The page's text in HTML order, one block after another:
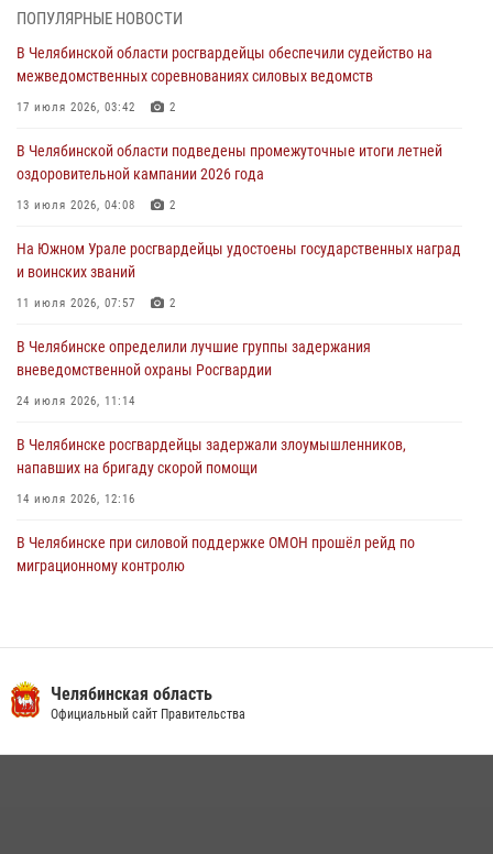
На Южном Урале спецназ Росгвардии провел военно-полевые
Росгвардейцы задержали трёх магазинных воров в Челябинске
На Южном Урале сотрудники Росгвардии задержали
подозреваемого в совершении убийства
В Челябинской области росгвардейцами по горячим следам
задержан подозреваемый в грабеже
ПОПУЛЯРНЫЕ НОВОСТИ
В Челябинской области росгвардейцы обеспечили судейство на
межведомственных соревнованиях силовых ведомств
17 июля 2026, 03:42 2
В Челябинской области подведены промежуточные итоги летней
оздоровительной кампании 2026 года
13 июля 2026, 04:08 2
На Южном Урале росгвардейцы удостоены государственных наград
и воинских званий
11 июля 2026, 07:57 2
В Челябинске определили лучшие группы задержания
вневедомственной охраны Росгвардии
24 июля 2026, 11:14
В Челябинске росгвардейцы задержали злоумышленников,
напавших на бригаду скорой помощи
14 июля 2026, 12:16
В Челябинске при силовой поддержке ОМОН прошёл рейд по
миграционному контролю
13 июля 2026, 03:02 5
мероприятиях, посвященных Дню семьи, любви и верности
Челябинская область
Официальный сайт Правительства